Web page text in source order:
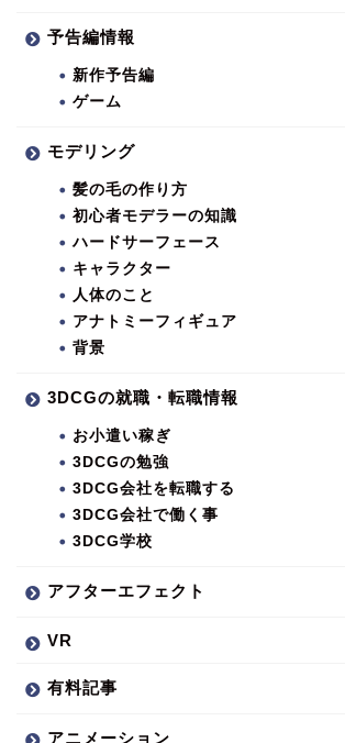
予告編情報
新作予告編
ゲーム
モデリング
髪の毛の作り方
初心者モデラーの知識
ハードサーフェース
キャラクター
人体のこと
アナトミーフィギュア
背景
3DCGの就職・転職情報
お小遣い稼ぎ
3DCGの勉強
3DCG会社を転職する
3DCG会社で働く事
3DCG学校
アフターエフェクト
VR
有料記事
アニメーション